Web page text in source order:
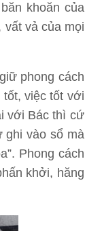
khoăn của
vất vả của mọi
phong cách
tốt, việc tốt với
với Bác thì cứ
ghi vào sổ mà
Phong cách
khởi, hăng